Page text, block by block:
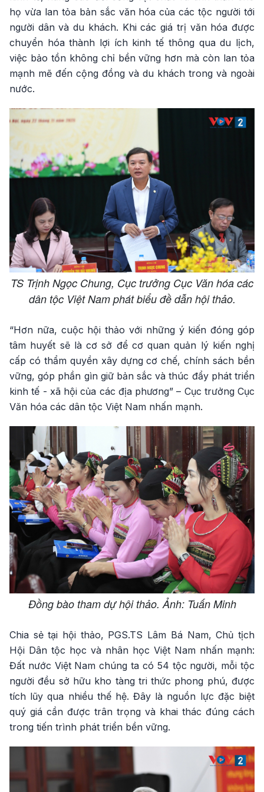
họ vừa lan tỏa bản sắc văn hóa của các tộc người tới
người dân và du khách. Khi các giá trị văn hóa được
chuyển hóa thành lợi ích kinh tế thông qua du lịch,
việc bảo tồn không chỉ bền vững hơn mà còn lan tỏa
mạnh mẽ đến cộng đồng và du khách trong và ngoài
nước.
TS Trịnh Ngọc Chung, Cục trưởng Cục Văn hóa các
dân tộc Việt Nam phát biểu đề dẫn hội thảo.
“Hơn nữa, cuộc hội thảo với những ý kiến đóng góp
tâm huyết sẽ là cơ sở để cơ quan quản lý kiến nghị
cấp có thẩm quyền xây dựng cơ chế, chính sách bền
vững, góp phần gìn giữ bản sắc và thúc đẩy phát triển
kinh tế - xã hội của các địa phương” – Cục trưởng Cục
Văn hóa các dân tộc Việt Nam nhấn mạnh.
Đồng bào tham dự hội thảo. Ảnh: Tuấn Minh
Chia sẻ tại hội thảo, PGS.TS Lâm Bá Nam, Chủ tịch
Hội Dân tộc học và nhân học Việt Nam nhấn mạnh:
Đất nước Việt Nam chúng ta có 54 tộc người, mỗi tộc
người đều sở hữu kho tàng tri thức phong phú, được
tích lũy qua nhiều thế hệ. Đây là nguồn lực đặc biệt
quý giá cần được trân trọng và khai thác đúng cách
trong tiến trình phát triển bền vững.